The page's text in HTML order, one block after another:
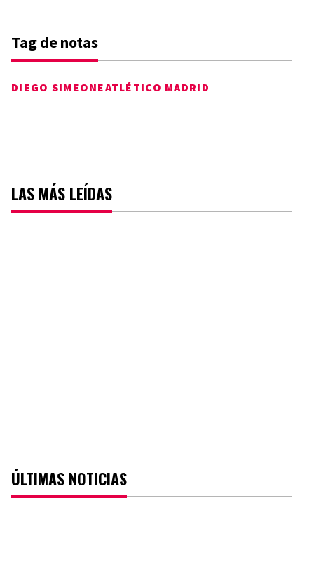
Tag de notas
DIEGO SIMEONEATLÉTICO MADRID
LAS MÁS LEÍDAS
ÚLTIMAS NOTICIAS